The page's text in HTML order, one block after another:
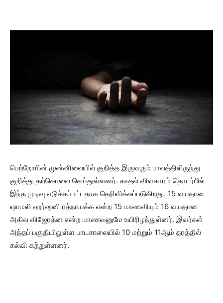
பெற்றோரின் முன்னிலையில் குறித்த இருவரும் பாலத்திலிருந்து
குறித்து தற்கொலை செய்துள்ளனர். காதல் விவகாரம் தொடர்பில்
இந்த முடிவு எடுக்கப்பட்டதாக தெரிவிக்கப்படுகிறது. 15 வயதான
ஷாமலி ஹர்ஷனி ரத்நாயக்க என்ற 15 மாணவியும் 16 வயதான
அகில விஜேரத்ன என்ற மாணவனுமே உயிரிழந்துள்னர். இவர்கள்
அந்தப் பகுதியிலுள்ள பாடசாலையில் 10 மற்றும் 11ஆம் தரத்தில்
கல்வி கற்றுள்ளனர்.